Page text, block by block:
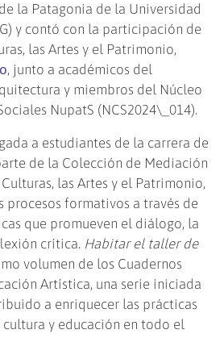
la Patagonia de la Universidad
y contó con la participación de
las Artes y el Patrimonio,
, junto a académicos del
y miembros del Núcleo
NupatS (NCS2024\_014).
a estudiantes de la carrera de
de la Colección de Mediación
las Artes y el Patrimonio,
procesos formativos a través de
que promueven el diálogo, la
crítica. Habitar el taller de
volumen de los Cuadernos
Artística, una serie iniciada
a enriquecer las prácticas
cultura y educación en todo el